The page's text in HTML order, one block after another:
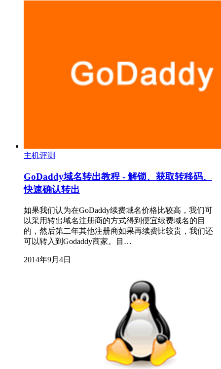
主机评测
GoDaddy域名转出教程 - 解锁、获取转移码、
快速确认转出
如果我们认为在GoDaddy续费域名价格比较高，我们可
以采用转出域名注册商的方式得到便宜续费域名的目
的，然后第二年其他注册商如果再续费比较贵，我们还
可以转入到Godaddy商家。目…
2014年9月4日